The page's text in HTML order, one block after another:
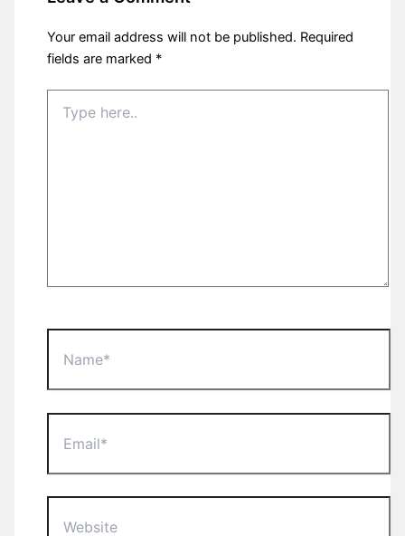
Your email address will not be published. Required
fields are marked *
here..